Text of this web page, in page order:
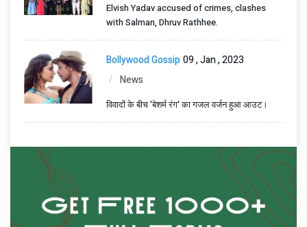
Elvish Yadav accused of crimes, clashes
with Salman, Dhruv Rathhee.
Bollywood Gossip09 , Jan , 2023
News
विवादों के बीच 'बेशर्म रंग' का गजल वर्जन हुआ आउट।